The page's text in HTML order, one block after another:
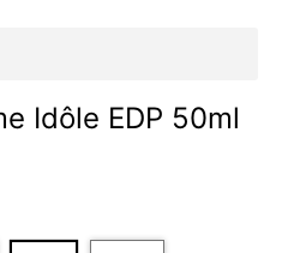
Idôle EDP 50ml